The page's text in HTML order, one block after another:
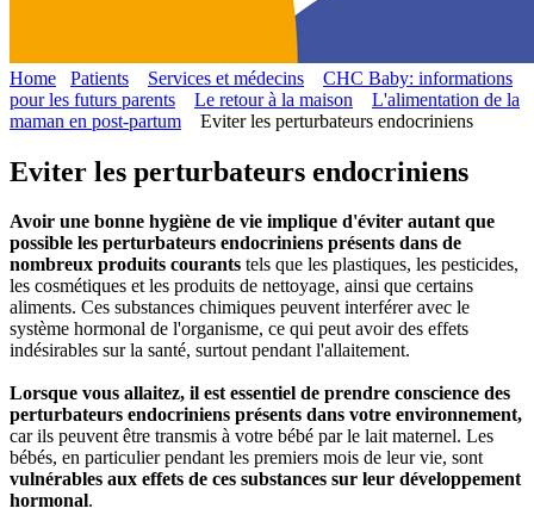
Home Patients Services et médecins
CHC Baby: informations
pour les futurs parents
Le retour à la maison
L'alimentation de la
maman en post-partum
Eviter les perturbateurs endocriniens
Eviter les perturbateurs endocriniens
Avoir une bonne hygiène de vie implique d'éviter autant que
possible les perturbateurs endocriniens présents dans de
nombreux produits courants tels que les plastiques, les pesticides,
les cosmétiques et les produits de nettoyage, ainsi que certains
aliments. Ces substances chimiques peuvent interférer avec le
système hormonal de l'organisme, ce qui peut avoir des effets
indésirables sur la santé, surtout pendant l'allaitement.
Lorsque vous allaitez, il est essentiel de prendre conscience des
perturbateurs endocriniens présents dans votre environnement,
car ils peuvent être transmis à votre bébé par le lait maternel. Les
bébés, en particulier pendant les premiers mois de leur vie, sont
vulnérables aux effets de ces substances sur leur développement
hormonal.